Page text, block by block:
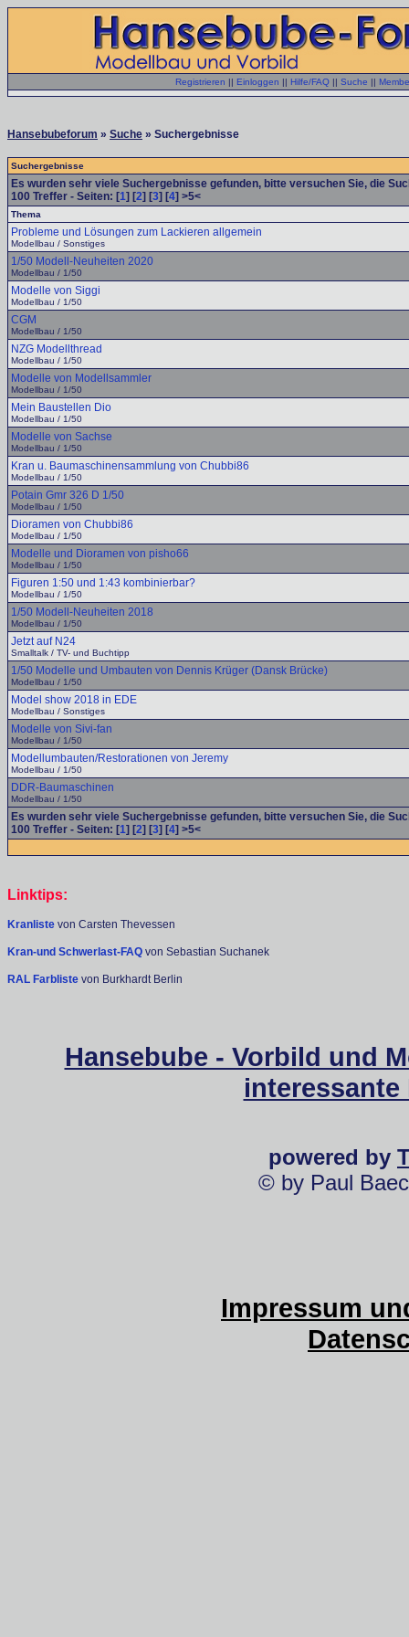
Registrieren || Einloggen || Hilfe/FAQ || Suche ||
Hansebubeforum » Suche » Suchergebnisse
Suchergebnisse
Es wurden sehr viele Suchergebnisse gefunden, bitte versuchen Sie, die
100 Treffer - Seiten: [1] [2] [3] [4] >5<
Thema
Probleme und Lösungen zum Lackieren allgemein
Modellbau / Sonstiges
1/50 Modell-Neuheiten 2020
Modellbau / 1/50
Modelle von Siggi
Modellbau / 1/50
CGM
Modellbau / 1/50
NZG Modellthread
Modellbau / 1/50
Modelle von Modellsammler
Modellbau / 1/50
Mein Baustellen Dio
Modellbau / 1/50
Modelle von Sachse
Modellbau / 1/50
Kran u. Baumaschinensammlung von Chubbi86
Modellbau / 1/50
Potain Gmr 326 D 1/50
Modellbau / 1/50
Dioramen von Chubbi86
Modellbau / 1/50
Modelle und Dioramen von pisho66
Modellbau / 1/50
Figuren 1:50 und 1:43 kombinierbar?
Modellbau / 1/50
1/50 Modell-Neuheiten 2018
Modellbau / 1/50
Jetzt auf N24
Smalltalk / TV- und Buchtipp
1/50 Modelle und Umbauten von Dennis Krüger (Dansk Brücke)
Modellbau / 1/50
Model show 2018 in EDE
Modellbau / Sonstiges
Modelle von Sivi-fan
Modellbau / 1/50
Modellumbauten/Restorationen von Jeremy
Modellbau / 1/50
DDR-Baumaschinen
Modellbau / 1/50
Es wurden sehr viele Suchergebnisse gefunden, bitte versuchen Sie, die
100 Treffer - Seiten: [1] [2] [3] [4] >5<
Linktips:
Kranliste von Carsten Thevessen
Kran-und Schwerlast-FAQ von Sebastian Suchanek
RAL Farbliste von Burkhardt Berlin
Hansebube - Vorbild und
powered by
© by Paul
Impressum